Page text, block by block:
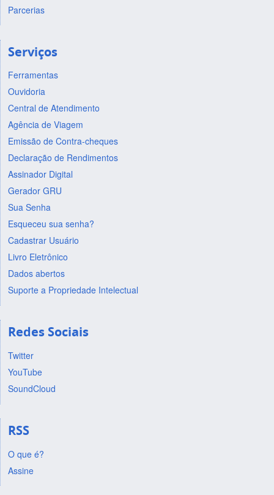
Parcerias
Serviços
Ferramentas
Ouvidoria
Central de Atendimento
Agência de Viagem
Emissão de Contra-cheques
Declaração de Rendimentos
Assinador Digital
Gerador GRU
Sua Senha
Esqueceu sua senha?
Cadastrar Usuário
Livro Eletrônico
Dados abertos
Suporte a Propriedade Intelectual
Redes Sociais
Twitter
YouTube
SoundCloud
RSS
O que é?
Assine